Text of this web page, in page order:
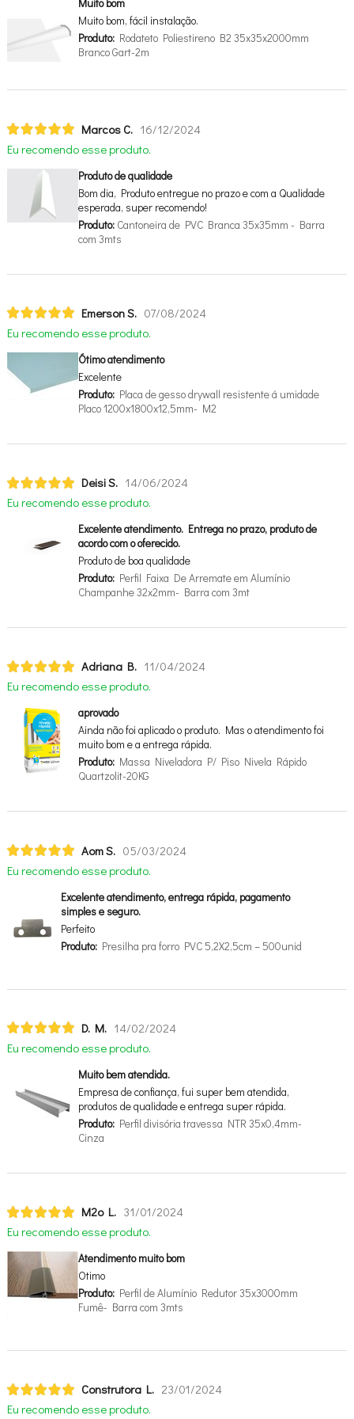
Muito bom
Muito bom, fácil instalação.
Produto:Rodateto Poliestireno B2 35x35x2000mm
Branco Gart-2m
Marcos C. 16/12/2024
Eu recomendo esse produto.
Produto de qualidade
Bom dia, Produto entregue no prazo e com a Qualidade
esperada, super recomendo!
Produto:Cantoneira de PVC Branca 35x35mm - Barra
com 3mts
Emerson S. 07/08/2024
Eu recomendo esse produto.
Ótimo atendimento
Excelente
Produto:Placa de gesso drywall resistente á umidade
Placo 1200x1800x12,5mm- M2
Deisi S. 14/06/2024
Eu recomendo esse produto.
Excelente atendimento. Entrega no prazo, produto de
acordo com o oferecido.
Produto de boa qualidade
Produto:Perfil Faixa De Arremate em Alumínio
Champanhe 32x2mm- Barra com 3mt
Adriana B. 11/04/2024
Eu recomendo esse produto.
aprovado
Ainda não foi aplicado o produto. Mas o atendimento foi
muito bom e a entrega rápida.
Produto:Massa Niveladora P/ Piso Nivela Rápido
Quartzolit-20KG
Aom S. 05/03/2024
Eu recomendo esse produto.
Excelente atendimento, entrega rápida, pagamento
simples e seguro.
Perfeito
Produto:Presilha pra forro PVC 5,2X2,5cm – 500unid
D. M. 14/02/2024
Eu recomendo esse produto.
Muito bem atendida.
Empresa de confiança, fui super bem atendida,
produtos de qualidade e entrega super rápida.
Produto:Perfil divisória travessa NTR 35x0,4mm-
Cinza
M2o L. 31/01/2024
Eu recomendo esse produto.
Atendimento muito bom
Otimo
Produto:Perfil de Alumínio Redutor 35x3000mm
Fumê- Barra com 3mts
Construtora L. 23/01/2024
Eu recomendo esse produto.